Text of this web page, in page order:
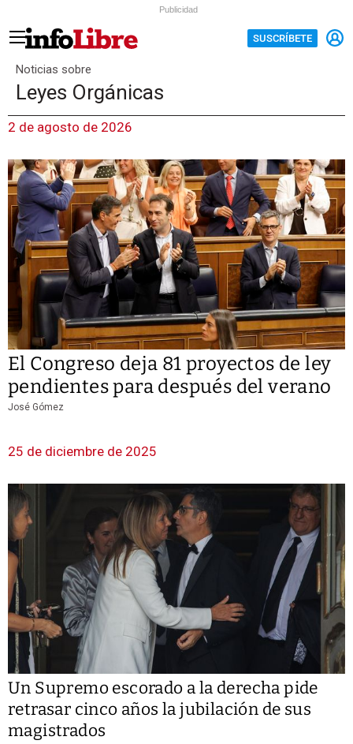
Publicidad
SUSCRÍBETE
Noticias sobre
Leyes Orgánicas
2 de agosto de 2026
El Congreso deja 81 proyectos de ley
pendientes para después del verano
José Gómez
25 de diciembre de 2025
Un Supremo escorado a la derecha pide
retrasar cinco años la jubilación de sus
magistrados